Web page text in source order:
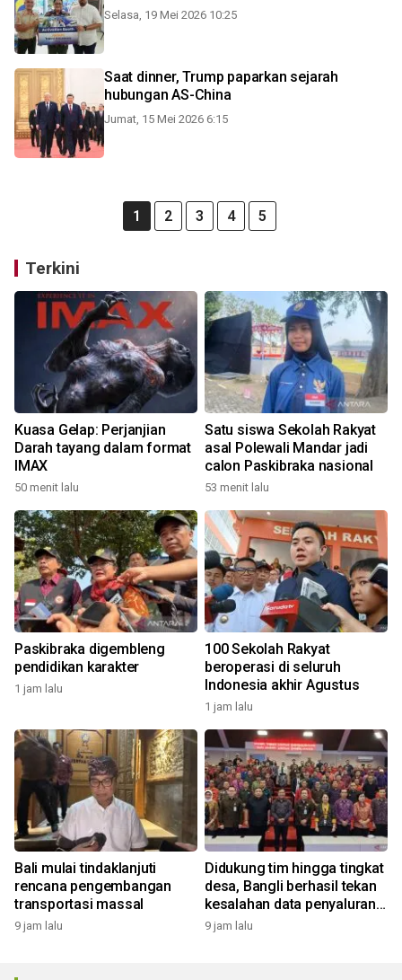
Selasa, 19 Mei 2026 10:25
Saat dinner, Trump paparkan sejarah
hubungan AS-China
Jumat, 15 Mei 2026 6:15
1 2 3 4 5
Terkini
Kuasa Gelap: Perjanjian
Darah tayang dalam format
IMAX
50 menit lalu
Satu siswa Sekolah Rakyat
asal Polewali Mandar jadi
calon Paskibraka nasional
53 menit lalu
Paskibraka digembleng
pendidikan karakter
1 jam lalu
100 Sekolah Rakyat
beroperasi di seluruh
Indonesia akhir Agustus
1 jam lalu
Bali mulai tindaklanjuti
rencana pengembangan
transportasi massal
9 jam lalu
Didukung tim hingga tingkat
desa, Bangli berhasil tekan
kesalahan data penyaluran
bansos
9 jam lalu